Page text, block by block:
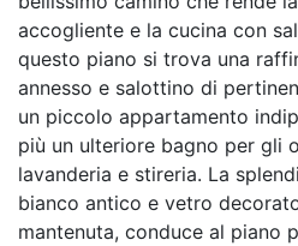
accogliente e la cucina con
questo piano si trova una
annesso e salottino di
un piccolo appartamento
più un ulteriore bagno per gli
lavanderia e stireria. La
bianco antico e vetro
mantenuta, conduce al piano